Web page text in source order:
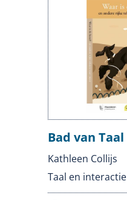
Bad van Taal
Kathleen Collijs
Taal en interactie